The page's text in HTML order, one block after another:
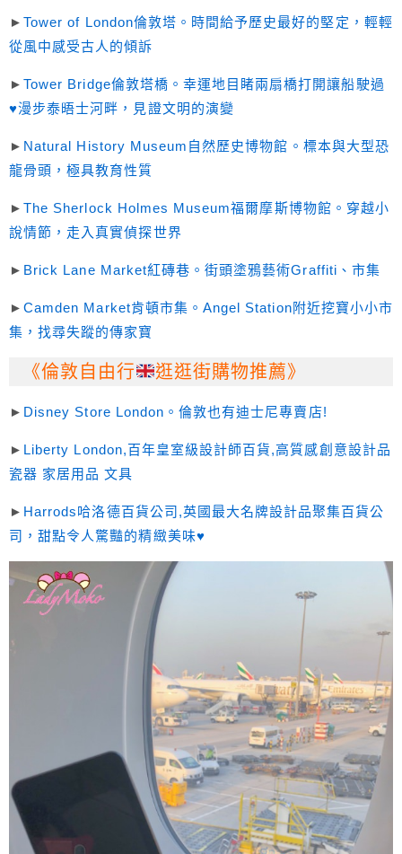
►Tower of London倫敦塔。時間給予歷史最好的堅定，輕輕
從風中感受古人的傾訴
►Tower Bridge倫敦塔橋。幸運地目睹兩扇橋打開讓船駛過
♥漫步泰晤士河畔，見證文明的演變
► Natural History Museum自然歷史博物館。標本與大型恐
龍骨頭，極具教育性質
►The Sherlock Holmes Museum福爾摩斯博物館。穿越小
說情節，走入真實偵探世界
► Brick Lane Market紅磚巷。街頭塗鴉藝術Graffiti、市集
►Camden Market肯頓市集。Angel Station附近挖寶小小市
集，找尋失蹤的傳家寶
《倫敦自由行 逛逛街購物推薦》
► Disney Store London。倫敦也有迪士尼專賣店!
► Liberty London,百年皇室級設計師百貨,高質感創意設計品
瓷器 家居用品 文具
► Harrods哈洛德百貨公司,英國最大名牌設計品聚集百貨公
司，甜點令人驚豔的精緻美味♥